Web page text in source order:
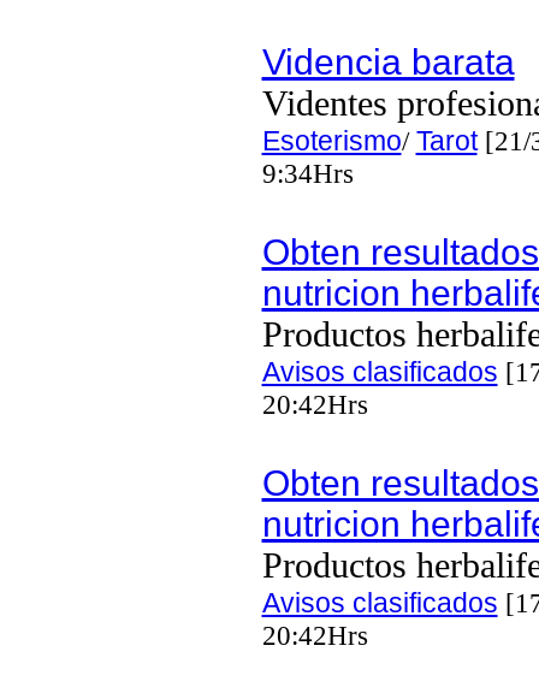
Videncia barata
Videntes
Esoterismo/Tarot[21/
9:34Hrs
Obten
nutricion
Productos
Avisos clasificados
20:42Hrs
Obten
nutricion
Productos
Avisos clasificados
20:42Hrs